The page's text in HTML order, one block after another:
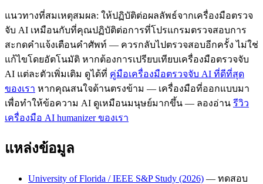
แนวทางที่สมเหตุสมผล: ให้ปฏิบัติต่อผลลัพธ์จากเครื่องมือตรวจ
จับ AI เหมือนกับที่คุณปฏิบัติต่อการที่โปรแกรมตรวจสอบการ
สะกดคำแจ้งเตือนคำศัพท์ — ควรกลับไปตรวจสอบอีกครั้ง ไม่ใช่
แก้ไขโดยอัตโนมัติ หากต้องการเปรียบเทียบเครื่องมือตรวจจับ
AI แต่ละตัวเพิ่มเติม ดูได้ที่ คู่มือเครื่องมือตรวจจับ AI ที่ดีที่สุด
ของเรา หากคุณสนใจด้านตรงข้าม — เครื่องมือที่ออกแบบมา
เพื่อทำให้ข้อความ AI ดูเหมือนมนุษย์มากขึ้น — ลองอ่าน รีวิว
เครื่องมือ AI humanizer ของเรา
แหล่งข้อมูล
University of Florida / IEEE S&P Study (2026) — ทดสอบ